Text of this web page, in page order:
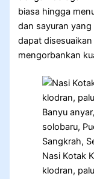
biasa hingga
dan sayuran yang
dapat
mengorbankan
Nasi Kotak
klodran,